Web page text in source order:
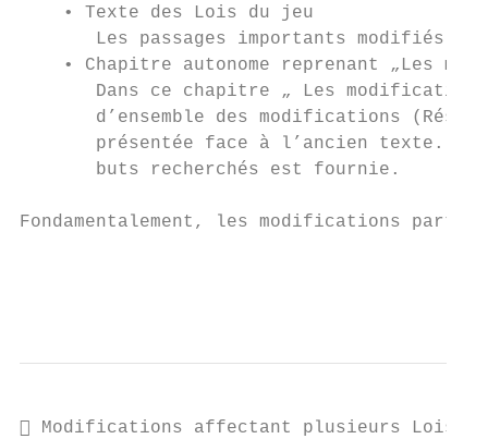
    • Texte des Lois du jeu
Les passages importants modifiés
• Chapitre autonome reprenant „Les
Dans ce chapitre „ Les
d’ensemble des modifications
présentée face à l’ancien texte.
       buts recherchés est fournie.
Fondamentalement, les modifications
 Modifications affectant plusieurs Lois